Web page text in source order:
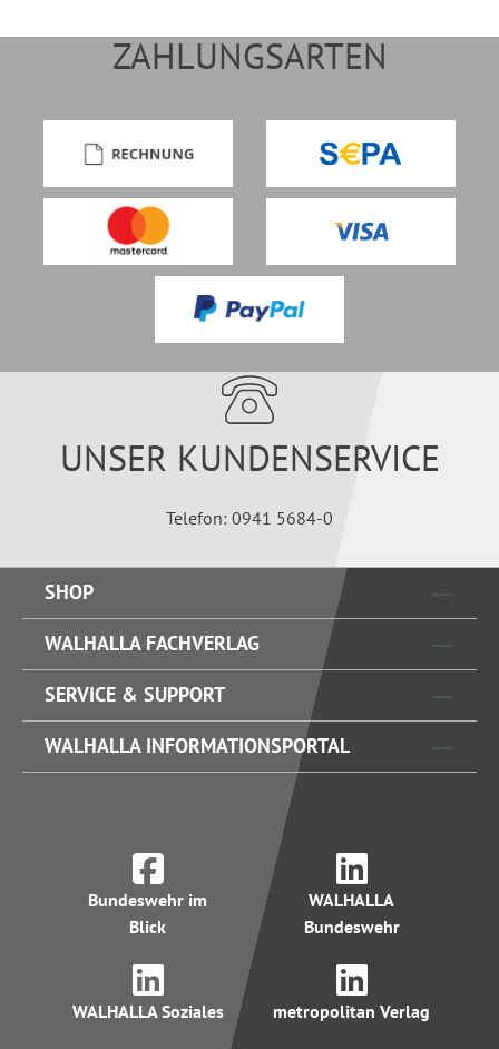
ZAHLUNGSARTEN
UNSER KUNDENSERVICE
Telefon: 0941 5684-0
SHOP
WALHALLA FACHVERLAG
SERVICE & SUPPORT
WALHALLA INFORMATIONSPORTAL
Bundeswehr im
Blick
WALHALLA
Bundeswehr
WALHALLA Soziales metropolitan Verlag